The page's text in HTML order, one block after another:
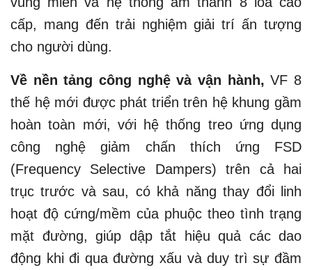
cấp, mang đến trải nghiệm giải trí ấn tượng
cho người dùng.
Về nền tảng công nghệ và vận hành, VF 8
thế hệ mới được phát triển trên hệ khung gầm
hoàn toàn mới, với hệ thống treo ứng dụng
công nghệ giảm chấn thích ứng FSD
(Frequency Selective Dampers) trên cả hai
trục trước và sau, có khả năng thay đổi linh
hoạt độ cứng/mềm của phuộc theo tình trạng
mặt đường, giúp dập tắt hiệu quả các dao
động khi đi qua đường xấu và duy trì sự đầm